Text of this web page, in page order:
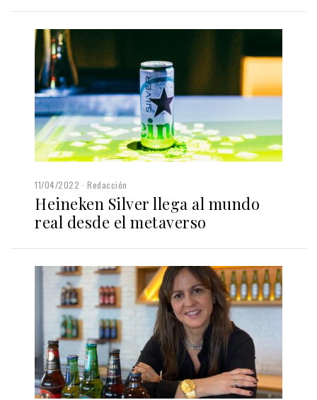
11/04/2022 Redacción
Heineken Silver llega al mundo
real desde el metaverso